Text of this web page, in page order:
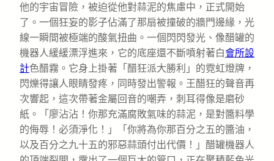
他的宇宙冒險，被迫從他對蒜泥的焦慮中，正式開始
了。一個狂妄的影子佔滿了那扇被撞破的牆門邊緣，光
線一瞬間被極端的酸氣扭曲。一個閃閃發光、像醋罐的
機器人緩緩漂浮進來，它的底座還不斷噴射著白會所設
計色醋霧。它身上掛著「醋狂派大勝利」的霓虹燈牌，
閃爍得讓人眼睛發疼，同時發出警報。王醋狂的聲音再
次響起，這次帶著金屬回音的嘲弄，刺耳得像是磨砂
紙。「廖沾沾！你那充滿腐敗氣味的蒜泥，是對醬料學
的侮辱！必須淨化！」「你將為你那百分之五的醬油，
以及百分之九十五的邪惡蒜頭付出代價！」醋罐機器人